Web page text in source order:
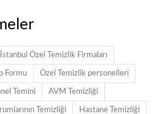
İstanbul Özel Temizlik Firmaları
Formu Özel Temizlik personelleri
Temini AVM Temizliği
Temizliği Hastane Temizliği